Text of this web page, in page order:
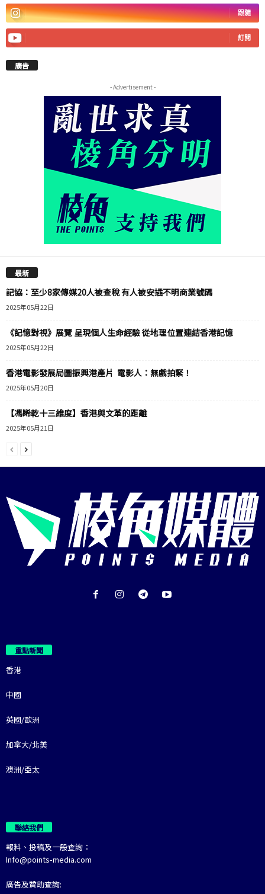
跟隨
訂閱
廣告
- Advertisement -
最新
記協：至少8家傳媒20人被查稅 有人被安插不明商業號碼
2025年05月22日
《記憶對視》展覽 呈現個人生命經驗 從地理位置連結香港記憶
2025年05月22日
香港電影發展局圖振興港產片 電影人：無戲拍緊！
2025年05月20日
【馮睎乾十三維度】香港與文革的距離
2025年05月21日
重點新聞
香港
中國
英國/歐洲
加拿大/北美
澳洲/亞太
聯絡我們
報料、投稿及一般查詢：
Info@points-media.com
廣告及贊助查詢: